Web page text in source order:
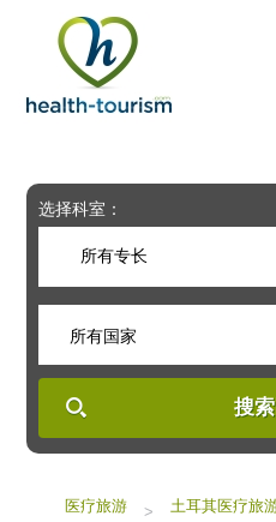
includes
system.
选择科室：
所有专长
所有国家
搜
医疗旅游 > 土耳其医疗旅